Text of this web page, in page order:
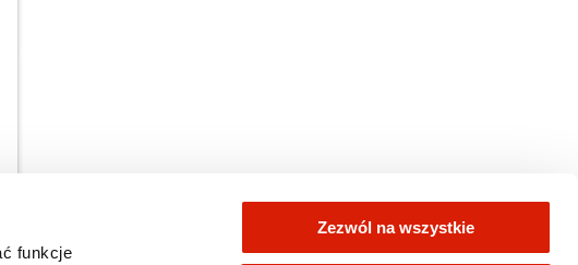
funkcje
Zezwól na wszystkie